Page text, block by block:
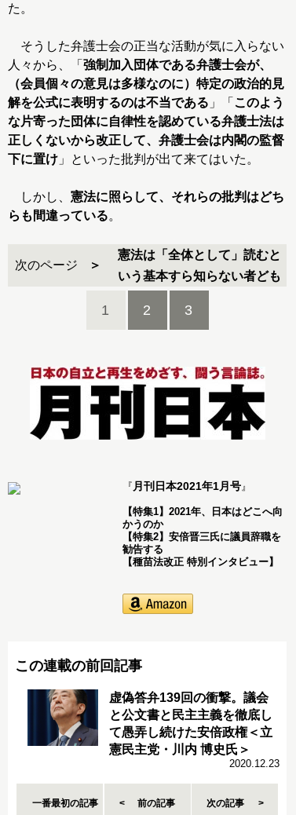
た。
そうした弁護士会の正当な活動が気に入らない
人々から、「 強制加入団体である弁護士会が、
（会員個々の意見は多様なのに）特定の政治的見
解を公式に表明するのは不当である 」「 このよう
な片寄った団体に自律性を認めている弁護士法は
正しくないから改正して、弁護士会は内閣の監督
下に置け 」といった批判が出て来てはいた。
しかし、 憲法に照らして、それらの批判はどち
らも間違っている。
次のページ
憲法は「全体として」読むと
いう基本すら知らない者ども
1 2 3
『 月刊日本2021年1月号 』
【特集1】2021年、日本はどこへ向
かうのか
【特集2】安倍晋三氏に議員辞職を
勧告する
【種苗法改正 特別インタビュー】
この連載の前回記事
虚偽答弁139回の衝撃。議会
と公文書と民主主義を徹底し
て愚弄し続けた安倍政権＜立
憲民主党・川内 博史氏＞
2020.12.23
一番最初の記事 前の記事 次の記事